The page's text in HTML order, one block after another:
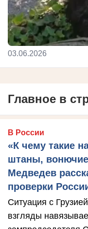
03.06.2026
Главное в
В России
«К чему такие
штаны,
Медведев
проверки
Ситуация с
взгляды